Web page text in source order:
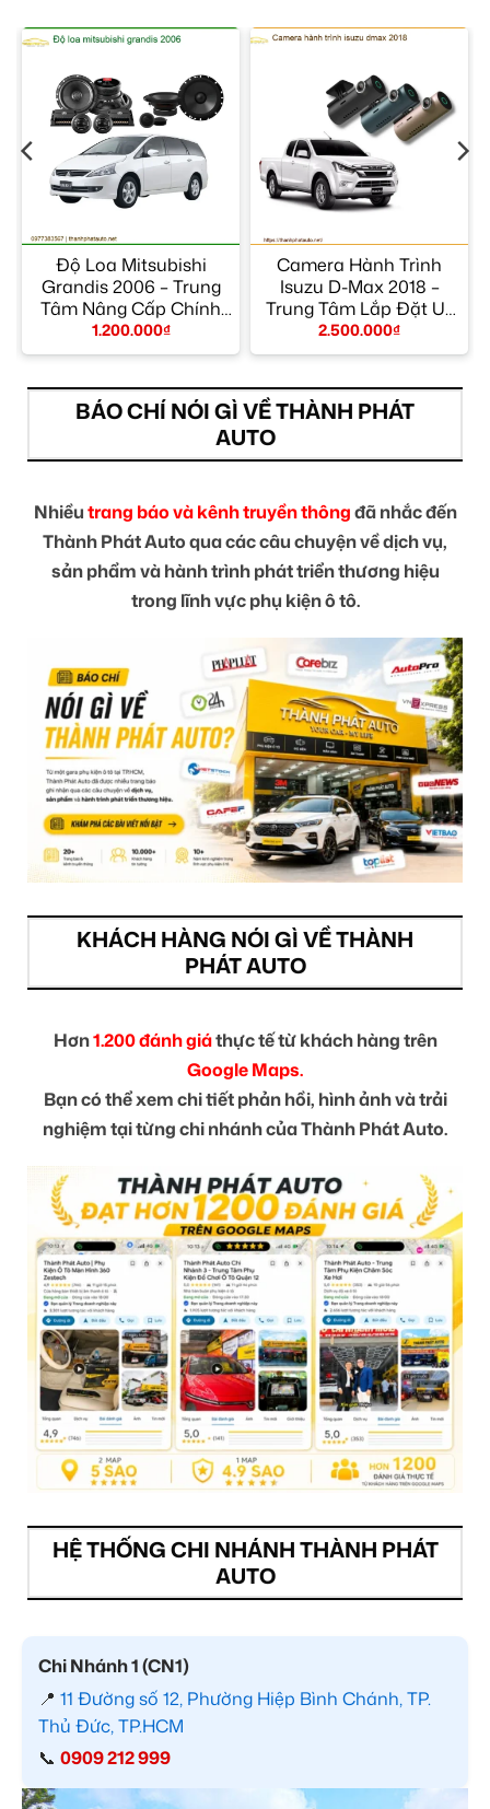
Độ Loa Mitsubishi
Grandis 2006 – Trung
Tâm Nâng Cấp Chính
Hãng TPHCM
1.200.000₫
Camera Hành Trình
Isuzu D-Max 2018 –
Trung Tâm Lắp Đặt Uy
Tín TPHCM
2.500.000₫
BÁO CHÍ NÓI GÌ VỀ THÀNH PHÁT
AUTO
Nhiềutrang báo và kênh truyền thôngđã nhắc đến
Thành Phát Auto qua các câu chuyện về dịch vụ,
sản phẩm và hành trình phát triển thương hiệu
trong lĩnh vực phụ kiện ô tô.
KHÁCH HÀNG NÓI GÌ VỀ THÀNH
PHÁT AUTO
Hơn1.200 đánh giáthực tế từ khách hàng trên
Google Maps.
Bạn có thể xem chi tiết phản hồi, hình ảnh và trải
nghiệm tại từng chi nhánh của Thành Phát Auto.
HỆ THỐNG CHI NHÁNH THÀNH PHÁT
AUTO
Chi Nhánh 1 (CN1)
📍 11 Đường số 12, Phường Hiệp Bình Chánh, TP.
Thủ Đức, TP.HCM
📞 0909 212 999